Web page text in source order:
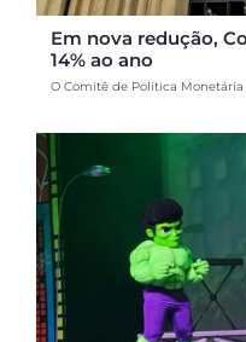
Em nova redução,
14% ao ano
O Comitê de Política Monetária